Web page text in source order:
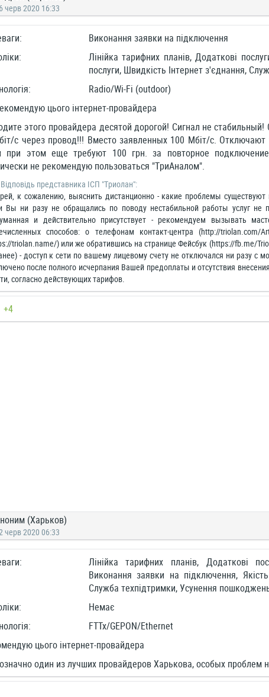
черв 2020 16:33
Виконання заявки на підключення
Лінійка тарифних планів, Додаткові
послуги, Швидкість Інтернет з'єднання,
Radio/Wi-Fi (outdoor)
цього інтернет-провайдера
этого провайдера десятой дорогой! Сигнал не
с через провод!!! Вместо заявленных 100 Мбіт/с.
при этом еще требуют 100 грн. за повторное
не рекомендую пользоваться "ТриАналом".
Відповідь представника ІСП "Триолан":
к сожалению, выяснить дистанционно - какие проблемы
Вы ни разу не обращались по поводу нестабильной работы услуг не
и действительно присутствует - рекомендуем вызывать
способов: о телефонам контакт-центра (http://triolan.com/
triolan.name/) или же обратившись на странице Фейсбук (https://fb.me/
- доступ к сети по вашему лицевому счету не отключался ни разу
после полного исчерпания Вашей предоплаты и отсутствия
согласно действующих тарифов.
+4
(Харьков)
черв 2020 06:33
Лінійка тарифних планів, Додаткові
Виконання заявки на підключення,
Служба техпідтримки, Усунення
Немає
FTTx/GEPON/Ethernet
цього інтернет-провайдера
один из лучших провайдеров Харькова, особых проблем